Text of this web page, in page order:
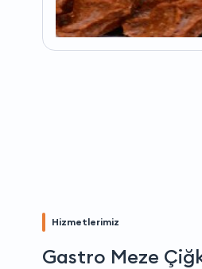
Hizmetlerimiz
Gastro Meze